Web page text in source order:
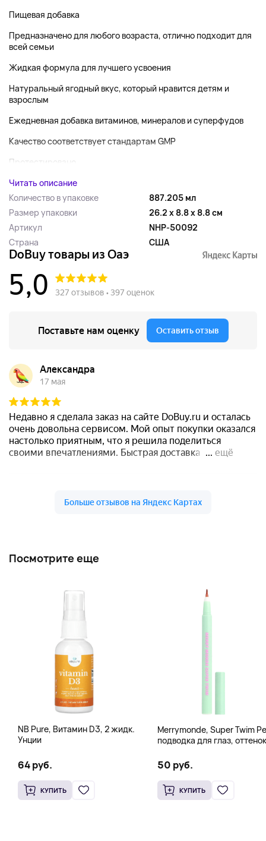
Пищевая добавка
Предназначено для любого возраста, отлично подходит для
всей семьи
Жидкая формула для лучшего усвоения
Натуральный ягодный вкус, который нравится детям и
взрослым
Ежедневная добавка витаминов, минералов и суперфудов
Качество соответствует стандартам GMP
Протестировано...
Читать описание
Количество в упаковке
887.205 мл
Размер упаковки
26.2 x 8.8 x 8.8 см
Артикул
NHP-50092
Страна
США
Посмотрите еще
NB Pure, Витамин D3, 2 жидк.
Унции
64 руб.
КУПИТЬ
Merrymonde, Super Twim
подводка для глаз, оттенок
жидк. унции)
50 руб.
КУПИТЬ